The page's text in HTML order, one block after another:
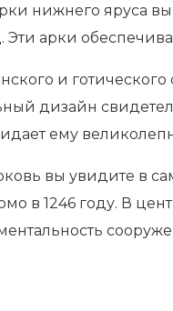
нижнего яруса
Эти арки
и
дизайн
ему
вы увидите в
в 1246 году. В